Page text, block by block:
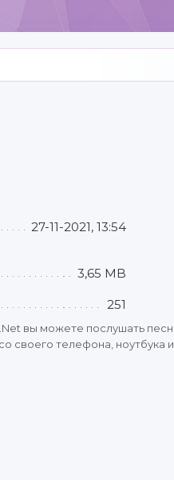
27-11-2021, 13:54
3,65 MB
251
вы можете послушать
своего телефона, ноутбука